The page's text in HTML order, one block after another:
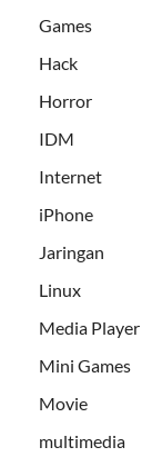
Games
Hack
Horror
IDM
Internet
iPhone
Jaringan
Linux
Media Player
Mini Games
Movie
multimedia